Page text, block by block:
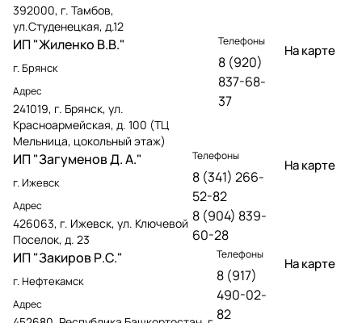
392000, г. Тамбов,
ул.Студенецкая, д.12
ИП "Жиленко В.В."
г. Брянск
Адрес
241019, г. Брянск, ул.
Красноармейская, д. 100 (ТЦ
Мельница, цокольный этаж)
Телефоны
8 (920)
837-68-
37
На карте
ИП "Загуменов Д. А."
г. Ижевск
Адрес
426063, г. Ижевск, ул. Ключевой
Поселок, д. 23
Телефоны
8 (341) 266-
52-82
8 (904) 839-
60-28
На карте
ИП "Закиров Р.С."
г. Нефтекамск
Адрес
Телефоны
8 (917)
490-02-
82
На карте